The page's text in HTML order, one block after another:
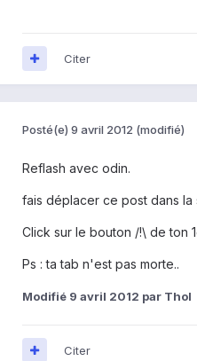
Citer
Posté(e) 9 avril 2012 (modifié)
Reflash avec odin.
fais déplacer ce post dans
Click sur le bouton /!\ de ton
Ps : ta tab n'est pas morte..
Modifié 9 avril 2012 par Thol
Citer